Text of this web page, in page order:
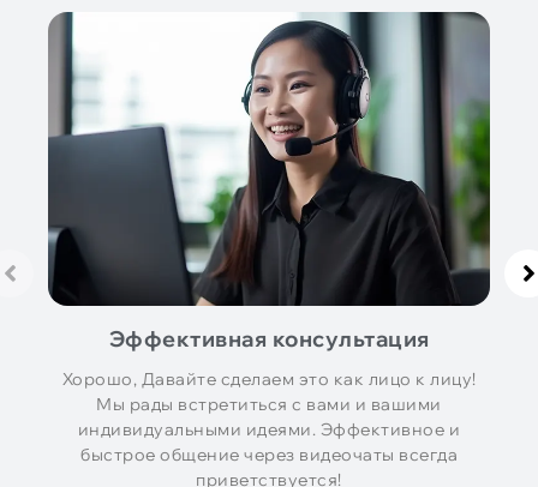
Эффективная консультация
Хорошо, Давайте сделаем это как лицо к лицу!
Мы рады встретиться с вами и вашими
индивидуальными идеями. Эффективное и
быстрое общение через видеочаты всегда
приветствуется!